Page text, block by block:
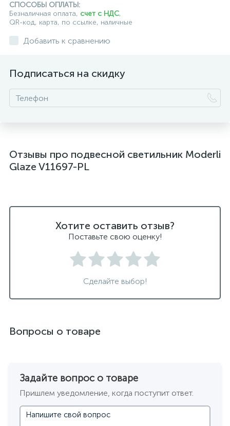
подвесные светильники над столом
подвесные светлильники LED
подвесные черные светодиодные светильники
светильники дизайнерские из Италии
светильники подвесные белые
СПОСОБЫ ОПЛАТЫ:
Безналичная оплата, счет с НДС,
QR-код, карта, по ссылке, наличные
Добавить к сравнению
Подписаться на скидку
Отзывы про подвесной светильник Moderli
Glaze V11697-PL
Хотите оставить отзыв?
Поставьте свою оценку!
Сделайте выбор!
Вопросы о товаре
Задайте вопрос о товаре
Пришлем уведомление, когда поступит ответ.